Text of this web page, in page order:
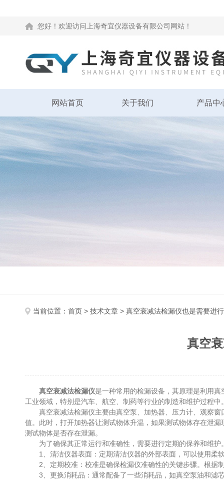
您好！欢迎访问上海奇宜仪器设备有限公司网站！
网站首页 关于我们 产品中
当前位置： 首页 > 技术文章 > 真空衰减法检漏仪也是需要进
真空
真空衰减法检漏仪是一种常用的检漏设备，其原理是利用
工业领域，特别是汽车、航空、制药等行业的制造和维护过程中
真空衰减法检漏仪主要由真空泵、加热器、压力计、观察窗
值。此时，打开加热器让测试物体升温，如果测试物体存在泄
测试物体是否存在泄漏。
为了确保其正常运行和准确性，需要进行定期的保养和维护
1、清洁仪器表面：定期清洁仪器的外部表面，可以使用柔
2、定期校准：校准是确保检漏仪准确性的关键步骤。根据制
3、更换消耗品：通常配备了一些消耗品，如真空泵油和滤